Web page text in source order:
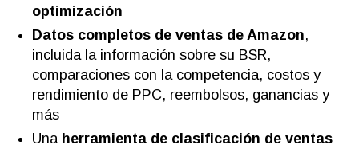
optimización
Datos completos de ventas de Amazon,
incluida la información sobre su BSR,
comparaciones con la competencia, costos y
rendimiento de PPC, reembolsos, ganancias y
más
Una herramienta de clasificación de ventas